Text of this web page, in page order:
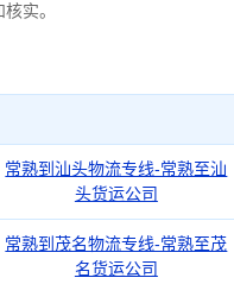
实。
常熟到汕头物流专线-常熟至汕
头货运公司
常熟到茂名物流专线-常熟至茂
名货运公司